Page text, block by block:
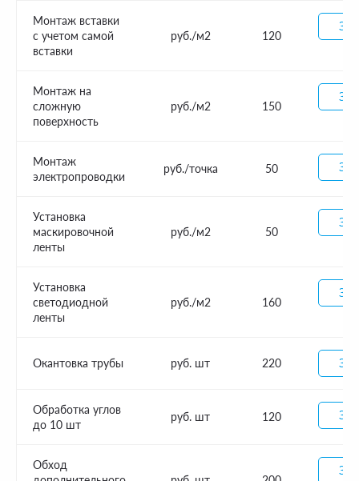
Монтаж вставки
с учетом самой
вставки
руб./м2 120
Монтаж на
сложную
поверхность
руб./м2 150
Монтаж
электропроводки
руб./точка 50
Установка
маскировочной
ленты
руб./м2 50
Установка
светодиодной
ленты
руб./м2 160
Окантовка трубы руб. шт 220
Обработка углов
до 10 шт
руб. шт 120
Обход